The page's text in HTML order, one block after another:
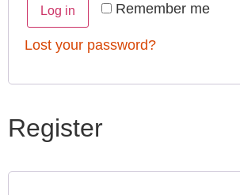
Remember me
Log in
Lost your password?
Register